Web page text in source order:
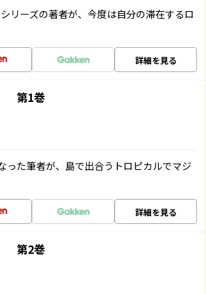
リーズの著者が、今度は自分の滞在するロ
詳細を見る
第1巻
った筆者が、島で出合うトロピカルでマジ
詳細を見る
第2巻